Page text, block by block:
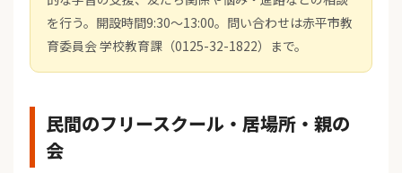
を行う。開設時間9:30～13:00。問い合わせは赤平市教
育委員会 学校教育課（0125-32-1822）まで。
民間のフリースクール・居場所・親の
会